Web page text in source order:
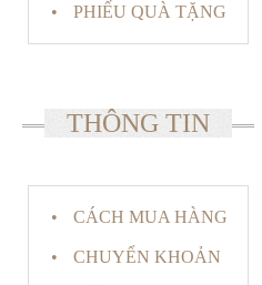
PHIẾU QUÀ TẶNG
THÔNG TIN
CÁCH MUA HÀNG
CHUYỂN KHOẢN